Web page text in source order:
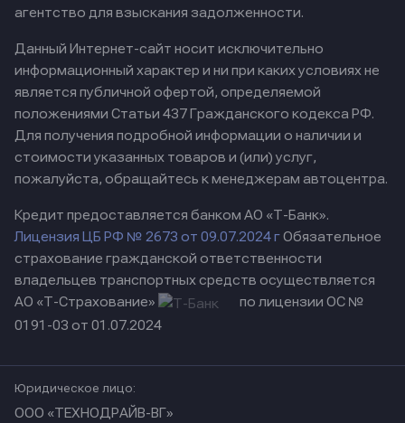
агентство для взыскания задолженности.
Данный Интернет-сайт носит исключительно
информационный характер и ни при каких условиях не
является публичной офертой, определяемой
положениями Статьи 437 Гражданского кодекса РФ.
Для получения подробной информации о наличии и
стоимости указанных товаров и (или) услуг,
пожалуйста, обращайтесь к менеджерам автоцентра.
Кредит предоставляется банком АО «Т-Банк».
Лицензия ЦБ РФ № 2673 от 09.07.2024 гОбязательное
страхование гражданской ответственности
владельцев транспортных средств осуществляется
АО «Т-Страхование»
по лицензии ОС №
0191-03 от 01.07.2024
Юридическое лицо:
ООО «ТЕХНОДРАЙВ-ВГ»